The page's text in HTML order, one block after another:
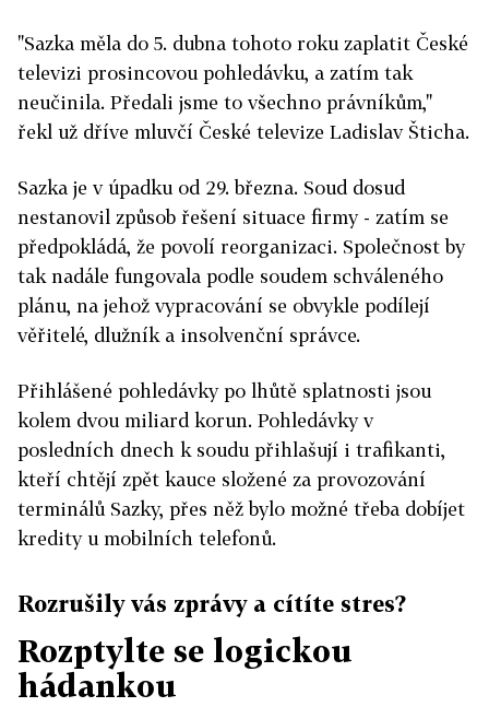
"Sazka měla do 5. dubna tohoto roku zaplatit České
televizi prosincovou pohledávku, a zatím tak
neučinila. Předali jsme to všechno právníkům,"
řekl už dříve mluvčí České televize Ladislav Šticha.
Sazka je v úpadku od 29. března. Soud dosud
nestanovil způsob řešení situace firmy - zatím se
předpokládá, že povolí reorganizaci. Společnost by
tak nadále fungovala podle soudem schváleného
plánu, na jehož vypracování se obvykle podílejí
věřitelé, dlužník a insolvenční správce.
Přihlášené pohledávky po lhůtě splatnosti jsou
kolem dvou miliard korun. Pohledávky v
posledních dnech k soudu přihlašují i trafikanti,
kteří chtějí zpět kauce složené za provozování
terminálů Sazky, přes něž bylo možné třeba dobíjet
kredity u mobilních telefonů.
Rozrušily vás zprávy a cítíte stres?
Rozptylte se logickou
hádankou